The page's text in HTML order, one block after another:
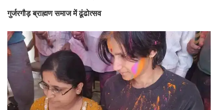
गुर्जरगौड़ ब्राह्मण समाज में ढूंढोत्सव